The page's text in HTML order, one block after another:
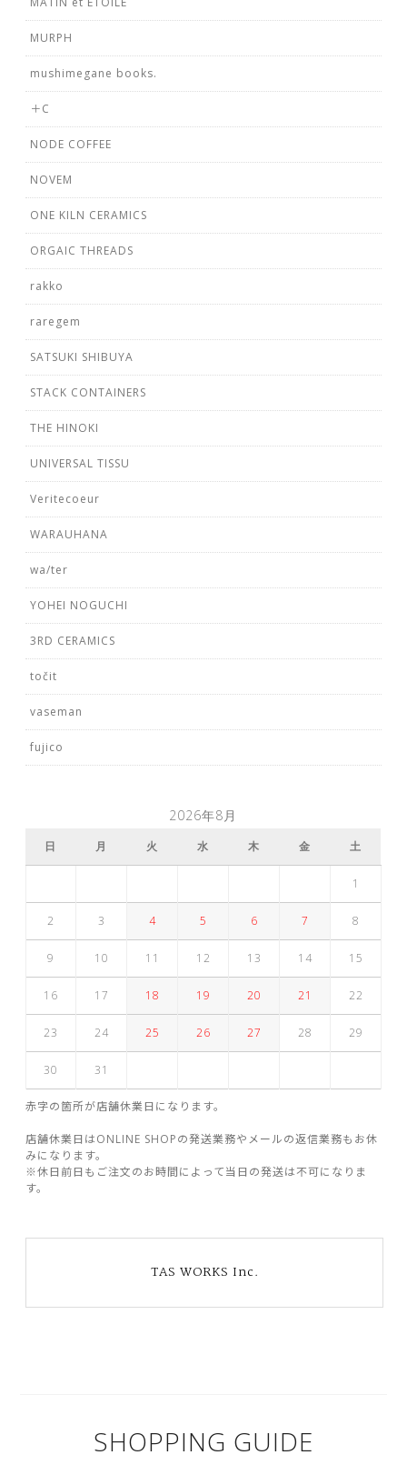
MURPH
mushimegane books.
＋C
NODE COFFEE
NOVEM
ONE KILN CERAMICS
ORGAIC THREADS
rakko
raregem
SATSUKI SHIBUYA
STACK CONTAINERS
THE HINOKI
UNIVERSAL TISSU
Veritecoeur
WARAUHANA
wa/ter
YOHEI NOGUCHI
3RD CERAMICS
točit
vaseman
fujico
2026年8月
日 月 火 水 木 金 土
1
2 3 4 5 6 7 8
9 10 11 12 13 14 15
16 17 18 19 20 21 22
23 24 25 26 27 28 29
30 31
赤字の箇所が店舗休業日になります。
店舗休業日はONLINE SHOPの発送業務やメールの返信業務もお休
みになります。
※休日前日もご注文のお時間によって当日の発送は不可になりま
す。
TAS WORKS Inc.
SHOPPING GUIDE